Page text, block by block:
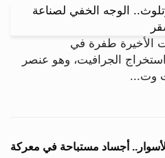
طفرة في
استخراج الجرافيت، وهو عنصر
وت...
أجساد مستباحة في معركة